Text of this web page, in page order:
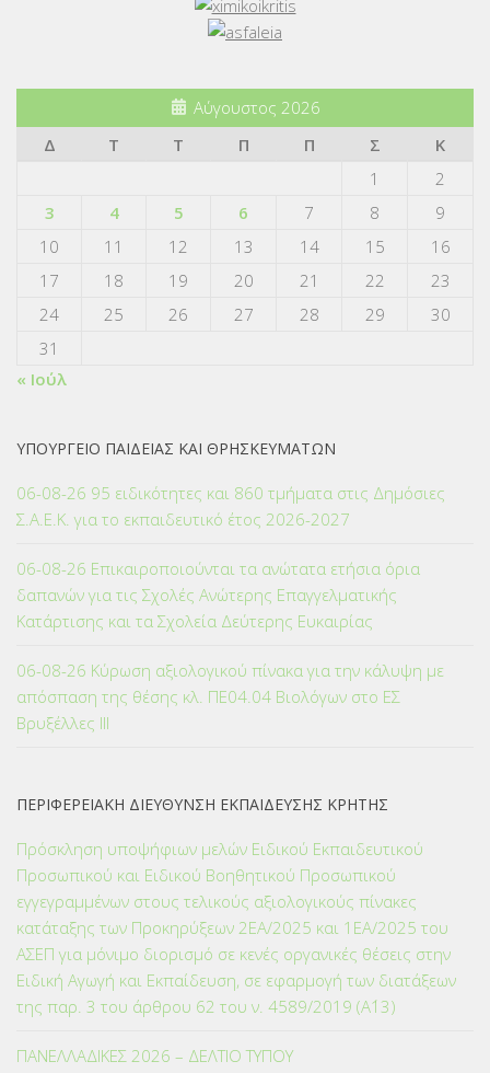
Αύγουστος 2026
Δ
Τ Τ Π Π Σ
Κ
1
2
3
4 5 6 7 8
9
10
11 12 13 14 15
16
17
18 19 20 21 22
23
24
25 26 27 28 29
30
31
« Ιούλ
ΥΠΟΥΡΓΕΙΟ ΠΑΙΔΕΙΑΣ ΚΑΙ ΘΡΗΣΚΕΥΜΑΤΩΝ
06-08-26 95 ειδικότητες και 860 τμήματα στις Δημόσιες
Σ.Α.Ε.Κ. για το εκπαιδευτικό έτος 2026-2027
06-08-26 Επικαιροποιούνται τα ανώτατα ετήσια όρια
δαπανών για τις Σχολές Ανώτερης Επαγγελματικής
Κατάρτισης και τα Σχολεία Δεύτερης Ευκαιρίας
06-08-26 Κύρωση αξιολογικού πίνακα για την κάλυψη με
απόσπαση της θέσης κλ. ΠΕ04.04 Βιολόγων στο ΕΣ
Βρυξέλλες ΙΙΙ
ΠΕΡΙΦΕΡΕΙΑΚΗ ΔΙΕΥΘΥΝΣΗ ΕΚΠΑΙΔΕΥΣΗΣ ΚΡΗΤΗΣ
Πρόσκληση υποψήφιων μελών Ειδικού Εκπαιδευτικού
Προσωπικού και Ειδικού Βοηθητικού Προσωπικού
εγγεγραμμένων στους τελικούς αξιολογικούς πίνακες
κατάταξης των Προκηρύξεων 2ΕΑ/2025 και 1ΕΑ/2025 του
ΑΣΕΠ για μόνιμο διορισμό σε κενές οργανικές θέσεις στην
Ειδική Αγωγή και Εκπαίδευση, σε εφαρμογή των διατάξεων
της παρ. 3 του άρθρου 62 του ν. 4589/2019 (Α΄13)
ΠΑΝΕΛΛΑΔΙΚΕΣ 2026 – ΔΕΛΤΙΟ ΤΥΠΟΥ